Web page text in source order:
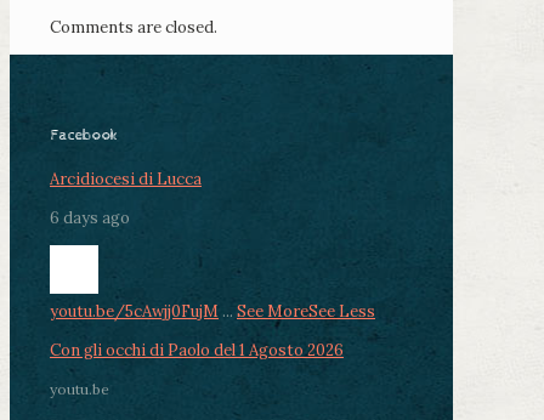
Comments are closed.
Facebook
Arcidiocesi di Lucca
6 days ago
youtu.be/5cAwjj0FujM ... See MoreSee Less
Con gli occhi di Paolo del 1 Agosto 2026
youtu.be